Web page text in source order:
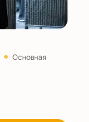
Основная